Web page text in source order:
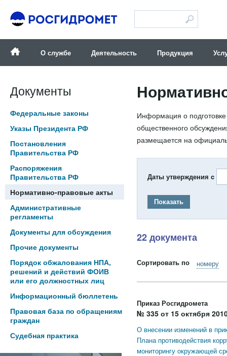
О службе Деятельность Продукция
Документы
Федеральные законы
Указы Президента РФ
Постановления
Правительства РФ
Распоряжения
Правительства РФ
Нормативно-правовые акты
Административные
регламенты
Документы для обсуждения
Прочие документы
Порядок обжалования НПА,
решений и действий ФОИВ
или его должностных лиц
Информационный бюллетень
Правовая база по обращениям
граждан
Судебная практика
Информация о подготовке
общественного
размещается на
Даты утверждения c
Показать
22 документа
Сортировать по номеру
Приказ Росгидромета
№ 335 от 15 октября
О внесении изменений в
Плана противодействия
мониторингу окружающей